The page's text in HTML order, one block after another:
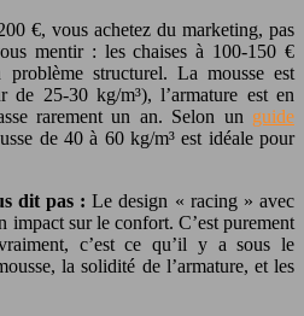
€, vous achetez du marketing, pas
mentir : les chaises à 100-150 €
structurel. La mousse est
de 25-30 kg/m³), l’armature est en
rarement un an. Selon un guide
de 40 à 60 kg/m³ est idéale pour
dit pas : Le design « racing » avec
impact sur le confort. C’est purement
c’est ce qu’il y a sous le
la solidité de l’armature, et les